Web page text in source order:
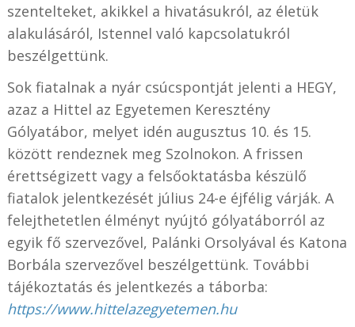
szentelteket, akikkel a hivatásukról, az életük
alakulásáról, Istennel való kapcsolatukról
beszélgettünk.
Sok fiatalnak a nyár csúcspontját jelenti a HEGY,
azaz a Hittel az Egyetemen Keresztény
Gólyatábor, melyet idén augusztus 10. és 15.
között rendeznek meg Szolnokon. A frissen
érettségizett vagy a felsőoktatásba készülő
fiatalok jelentkezését július 24-e éjfélig várják. A
felejthetetlen élményt nyújtó gólyatáborról az
egyik fő szervezővel, Palánki Orsolyával és Katona
Borbála szervezővel beszélgettünk. További
tájékoztatás és jelentkezés a táborba:
https://www.hittelazegyetemen.hu